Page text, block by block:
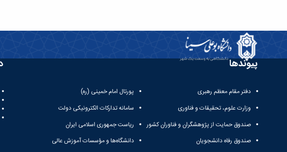
پیوندها
دفتر مقام معظم رهبری
وزارت علوم، تحقیقات و فناوری
صندوق حمایت از پژوهشگران و فناوران کشور
صندوق رفاه دانشجویان
پورتال امام خمینی (ره)
سامانه تدارکات الکترونیکی دولت
ریاست جمهوری اسلامی ایران
دانشگاه‌ها و مؤسسات آموزش عالی